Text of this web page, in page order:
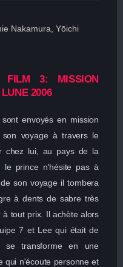
Nakamura, Yōichi
FILM 3: MISSION
2006
envoyés en mission
voyage à travers le
chez lui, au pays de la
le prince n'hésite pas à
son voyage il tombera
à dents de sabre très
tout prix. Il achète alors
7 et Lee qui était de
se transforme en une
qui n'écoute personne et